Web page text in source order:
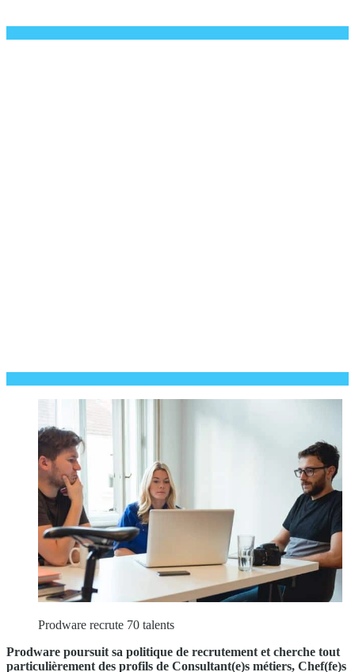
Prodware recrute 70 talents
Prodware poursuit sa politique de recrutement et cherche tout
particulièrement des profils de Consultant(e)s métiers, Chef(fe)s